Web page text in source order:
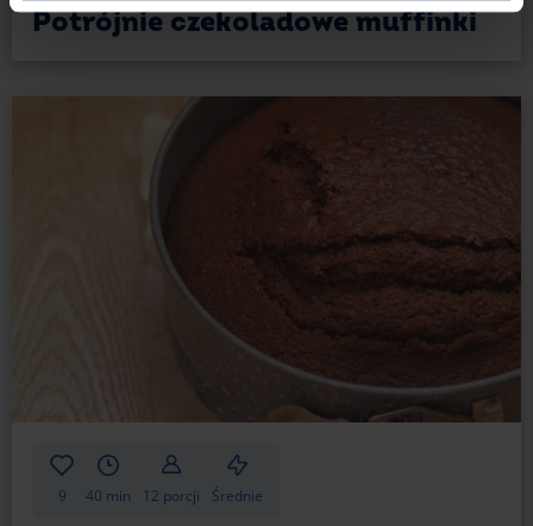
Potrójnie czekoladowe muffinki
9 40 min 12 porcji Średnie